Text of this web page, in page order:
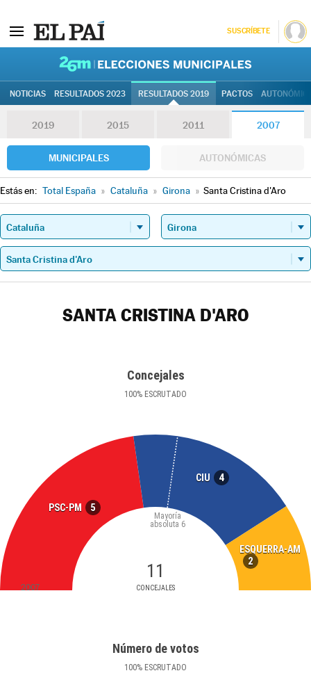
SUSCRÍBETE
NOTICIAS RESULTADOS 2023 RESULTADOS 2019 PACTOS
2019 2015 2011 2007
MUNICIPALES AUTONÓMICAS
Estás en: Total España » Cataluña » Girona » Santa Cristina d'Aro
SANTA CRISTINA D'ARO
Concejales
100% ESCRUTADO
PSC-PM 5
CIU 4
ESQUERRA-AM
2
11
CONCEJALES
Mayoría
absoluta 6
2007
Número de votos
100% ESCRUTADO